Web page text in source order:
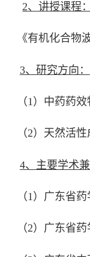
2、讲授课程：
《有机化合物
3、研究方向：
（1 ）中药药效
（2）天然活
4、主要学术兼
（1 ）广东省
（2）广东省